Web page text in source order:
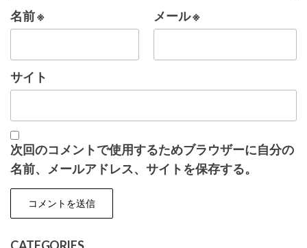
名前※ メール※
サイト
次回のコメントで使用するためブラウザーに自分の
名前、メールアドレス、サイトを保存する。